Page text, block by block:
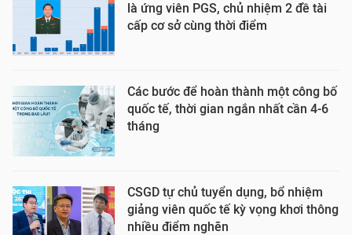
là ứng viên PGS, chủ nhiệm 2 đề tài
cấp cơ sở cùng thời điểm
Các bước để hoàn thành một công bố
quốc tế, thời gian ngắn nhất cần 4-6
tháng
CSGD tự chủ tuyển dụng, bổ nhiệm
giảng viên quốc tế kỳ vọng khơi thông
nhiều điểm nghẽn